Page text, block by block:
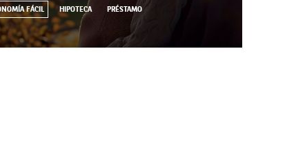
FÁCIL HIPOTECA PRÉSTAMO